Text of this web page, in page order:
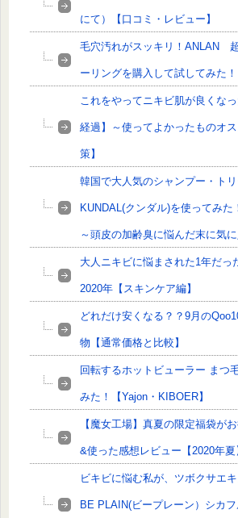
にて）【口コミ・レビュー】
毛穴汚れがスッキリ！ANLAN
ーリングを購入して試してみた！
これをやってニキビ肌が良くな
経過】～使ってよかったものオ
策】
韓国で大人気のシャンプー・ト
KUNDAL(クンダル)を使ってみ
～頭皮の加齢臭に悩んだ末に気に
大人ニキビに悩まされた1年だ
2020年【スキンケア編】
どれだけ安くなる？？9月の
物【通常価格と比較】
回転するホットビューラー まつ
みた！【Yajon・KIBOER】
【魔女工場】真夏の限定福袋が
&使った感想レビュー【2020年夏
ビキビに悩む私が、ツボクサエ
BE PLAIN(ビープレーン）シカ